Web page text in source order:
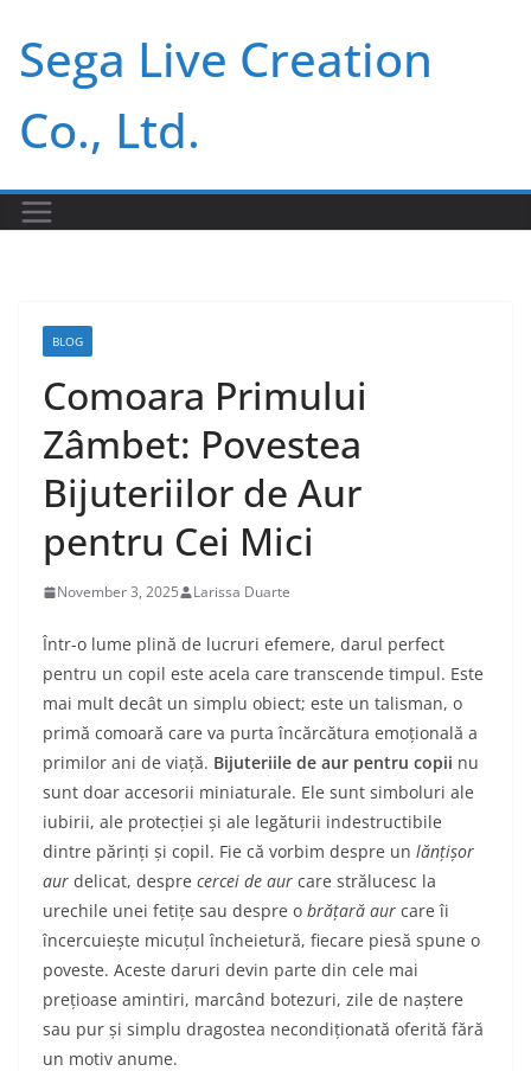
content
Sega Live Creation
Co., Ltd.
BLOG
Comoara Primului
Zâmbet: Povestea
Bijuteriilor de Aur
pentru Cei Mici
November 3, 2025 Larissa Duarte
Într-o lume plină de lucruri efemere, darul perfect
pentru un copil este acela care transcende timpul. Este
mai mult decât un simplu obiect; este un talisman, o
primă comoară care va purta încărcătura emoțională a
primilor ani de viață. Bijuteriile de aur pentru copii nu
sunt doar accesorii miniaturale. Ele sunt simboluri ale
iubirii, ale protecției și ale legăturii indestructibile
dintre părinți și copil. Fie că vorbim despre un lănțișor
aur delicat, despre cercei de aur care strălucesc la
urechile unei fetițe sau despre o brățară aur care îi
încercuiește micuțul încheietură, fiecare piesă spune o
poveste. Aceste daruri devin parte din cele mai
prețioase amintiri, marcând botezuri, zile de naștere
sau pur și simplu dragostea necondiționată oferită fără
un motiv anume.